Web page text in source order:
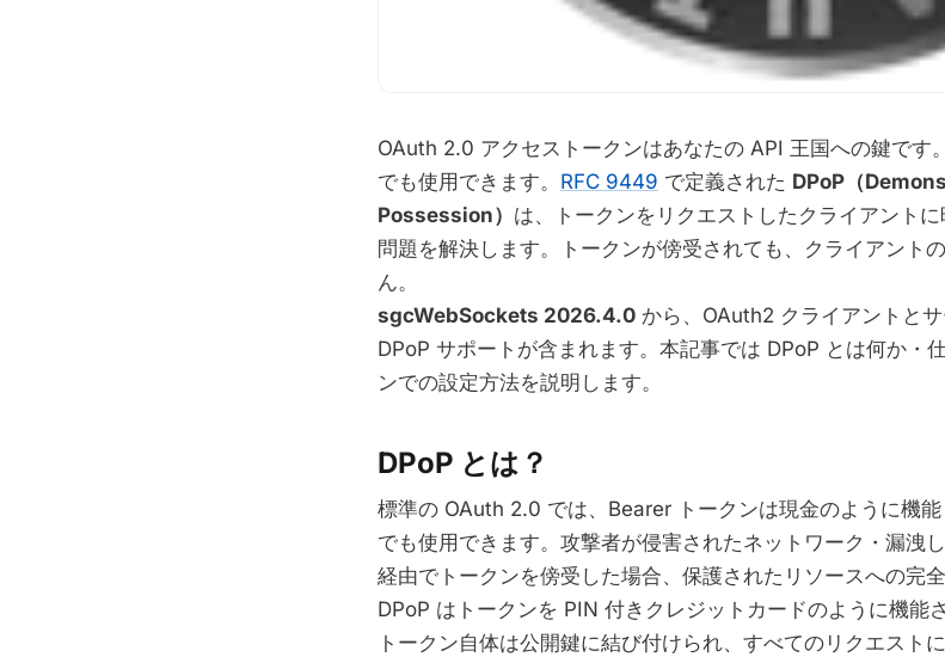
OAuth 2.0 アクセストークンはあなたの API 王国への鍵です
でも使用できます。 RFC 9449 で定義された DPoP（
Possession） は、トークンをリクエストしたクライアント
問題を解決します。トークンが傍受されても、クライアント
ん。
sgcWebSockets 2026.4.0 から、OAuth2 クライアントと
DPoP サポートが含まれます。本記事では DPoP とは何か・
ンでの設定方法を説明します。
DPoP とは？
標準の OAuth 2.0 では、Bearer トークンは現金のように機
でも使用できます。攻撃者が侵害されたネットワーク・漏洩
経由でトークンを傍受した場合、保護されたリソースへの完
DPoP はトークンを PIN 付きクレジットカードのように機能
トークン自体は公開鍵に結び付けられ、すべてのリクエスト